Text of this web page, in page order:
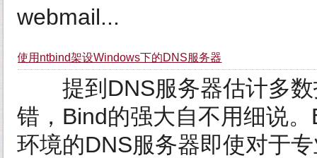
webmail...
使用ntbind架设Windows下的DNS服务器
提到DNS服务器估计多数
错，Bind的强大自不用细说
环境的DNS服务器即使对于